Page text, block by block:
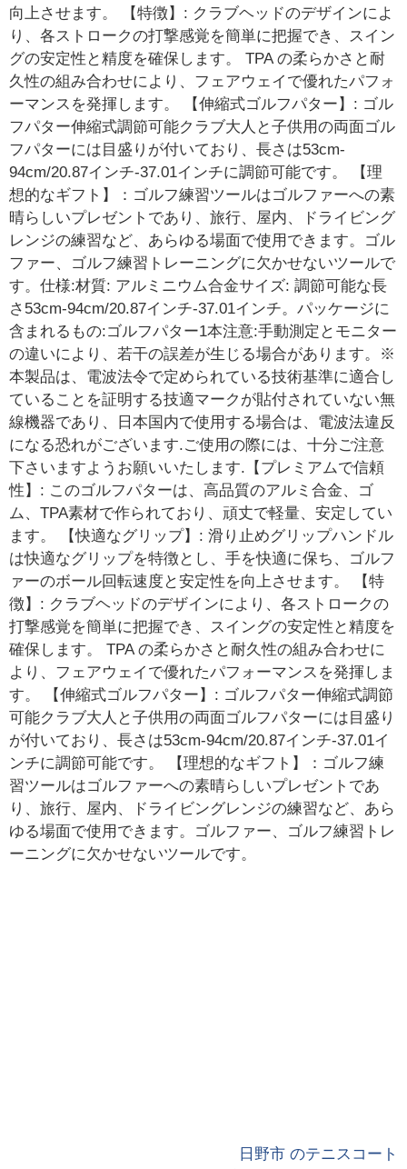
向上させます。 【特徴】: クラブヘッドのデザインによ
り、各ストロークの打撃感覚を簡単に把握でき、スイン
グの安定性と精度を確保します。 TPA の柔らかさと耐
久性の組み合わせにより、フェアウェイで優れたパフォ
ーマンスを発揮します。 【伸縮式ゴルフパター】: ゴル
フパター伸縮式調節可能クラブ大人と子供用の両面ゴル
フパターには目盛りが付いており、長さは53cm-
94cm/20.87インチ-37.01インチに調節可能です。 【理
想的なギフト】：ゴルフ練習ツールはゴルファーへの素
晴らしいプレゼントであり、旅行、屋内、ドライビング
レンジの練習など、あらゆる場面で使用できます。ゴル
ファー、ゴルフ練習トレーニングに欠かせないツールで
す。仕様:材質: アルミニウム合金サイズ: 調節可能な長
さ53cm-94cm/20.87インチ-37.01インチ。パッケージに
含まれるもの:ゴルフパター1本注意:手動測定とモニター
の違いにより、若干の誤差が生じる場合があります。※
本製品は、電波法令で定められている技術基準に適合し
ていることを証明する技適マークが貼付されていない無
線機器であり、日本国内で使用する場合は、電波法違反
になる恐れがございます.ご使用の際には、十分ご注意
下さいますようお願いいたします.【プレミアムで信頼
性】: このゴルフパターは、高品質のアルミ合金、ゴ
ム、TPA素材で作られており、頑丈で軽量、安定してい
ます。 【快適なグリップ】: 滑り止めグリップハンドル
は快適なグリップを特徴とし、手を快適に保ち、ゴルフ
ァーのボール回転速度と安定性を向上させます。 【特
徴】: クラブヘッドのデザインにより、各ストロークの
打撃感覚を簡単に把握でき、スイングの安定性と精度を
確保します。 TPA の柔らかさと耐久性の組み合わせに
より、フェアウェイで優れたパフォーマンスを発揮しま
す。 【伸縮式ゴルフパター】: ゴルフパター伸縮式調節
可能クラブ大人と子供用の両面ゴルフパターには目盛り
が付いており、長さは53cm-94cm/20.87インチ-37.01イ
ンチに調節可能です。 【理想的なギフト】：ゴルフ練
習ツールはゴルファーへの素晴らしいプレゼントであ
り、旅行、屋内、ドライビングレンジの練習など、あら
ゆる場面で使用できます。ゴルファー、ゴルフ練習トレ
ーニングに欠かせないツールです。
日野市 のテニスコート